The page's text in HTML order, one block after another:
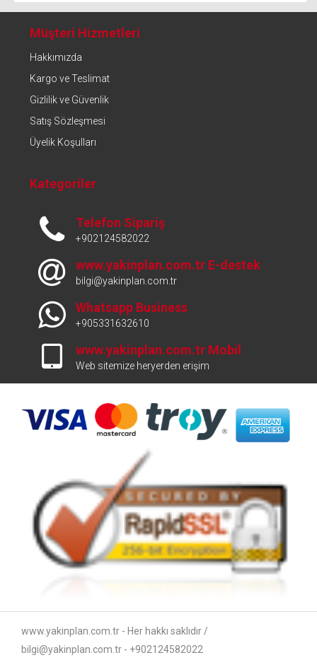
Müşteri Hizmetleri
Hakkımızda
Kargo ve Teslimat
Gizlilik ve Güvenlik
Satış Sözleşmesi
Üyelik Koşulları
Kategoriler
Telefon Sipariş
+902124582022
www.yakinplan.com.tr E-destek
bilgi@yakinplan.com.tr
Whatsapp Business
+905331632610
www.yakinplan.com.tr Mobil
Web sitemize heryerden erişim
www.yakinplan.com.tr - Her hakkı saklıdır /
bilgi@yakinplan.com.tr - +902124582022